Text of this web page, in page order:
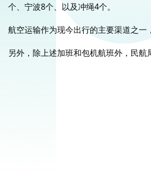
个、宁波8个、以及冲绳4个。
航空运输作为现今出行的主要渠道之一
另外，除上述加班和包机航班外，民航